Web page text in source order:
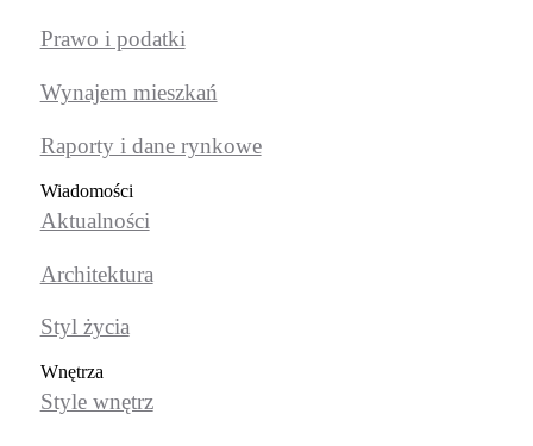
Prawo i podatki
Wynajem mieszkań
Raporty i dane rynkowe
Wiadomości
Aktualności
Architektura
Styl życia
Wnętrza
Style wnętrz